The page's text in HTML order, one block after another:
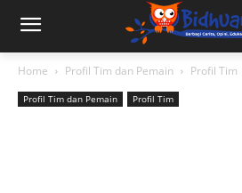
Home Profil Tim dan Pemain Profil Tim
Profil Tim dan Pemain Profil Tim